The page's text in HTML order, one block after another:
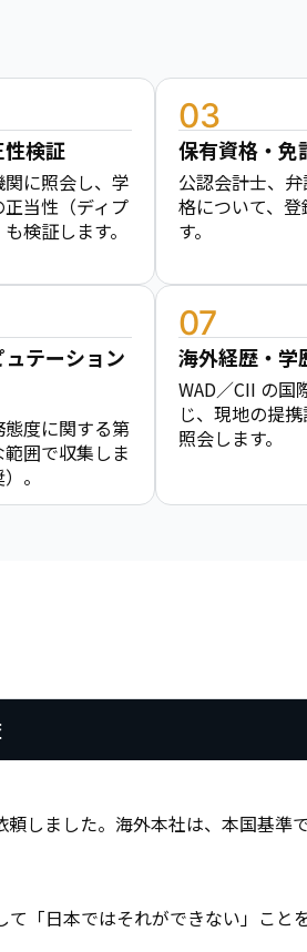
検証
に照会し、学
当性（ディプ
検証します。
03
保有資格・免
公認会計士、
格について、
す。
テーション
度に関する第
囲で収集しま
。
07
海外経歴・学
WAD／CII の国
じ、現地の提
照会します。
しました。海外本社は、本国基
「日本ではそれができない」こ